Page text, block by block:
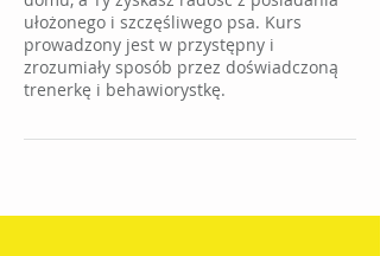
ułożonego i szczęśliwego psa. Kurs
prowadzony jest w przystępny i
zrozumiały sposób przez doświadczoną
trenerkę i behawiorystkę.